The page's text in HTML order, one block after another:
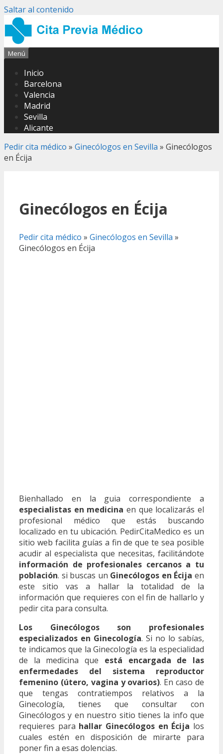
Saltar al contenido
Menú
Inicio
Barcelona
Valencia
Madrid
Sevilla
Alicante
Pedir cita médico » Ginecólogos en Sevilla » Ginecólogos
en Écija
Ginecólogos en Écija
Pedir cita médico » Ginecólogos en Sevilla »
Ginecólogos en Écija
Bienhallado en la guia correspondiente a
especialistas en medicina en que localizarás el
profesional médico que estás buscando
localizado en tu ubicación. PedirCitaMedico es un
sitio web facilita guías a fin de que te sea posible
acudir al especialista que necesitas, facilitándote
información de profesionales cercanos a tu
población. si buscas un Ginecólogos en Écija en
este sitio vas a hallar la totalidad de la
información que requieres con el fin de hallarlo y
pedir cita para consulta.
Los Ginecólogos son profesionales
especializados en Ginecología. Si no lo sabías,
te indicamos que la Ginecología es la especialidad
de la medicina que está encargada de las
enfermedades del sistema reproductor
femenino (útero, vagina y ovarios). En caso de
que tengas contratiempos relativos a la
Ginecología, tienes que consultar con
Ginecólogos y en nuestro sitio tienes la info que
requieres para hallar Ginecólogos en Écija los
cuales estén en disposición de mirarte para
poner fin a esas dolencias.